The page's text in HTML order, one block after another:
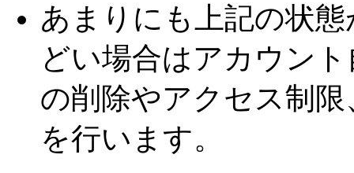
あまりにも上記の状態
どい場合はアカウント
の削除やアクセス制限
を行います。